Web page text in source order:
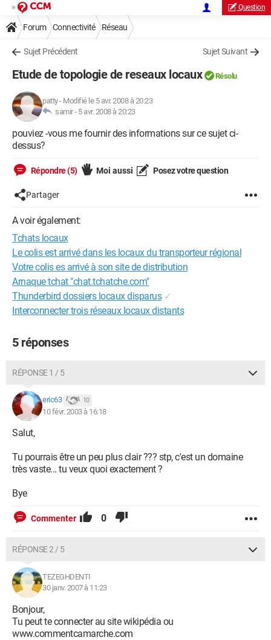
Question
Forum Connectivité Réseau
Sujet Précédent Sujet Suivant
Etude de topologie de reseaux locaux Résolu
patty- Modifié le 5 avr. 2008 à 20:23
samir - 5 avr. 2008 à 20:23
pouviez -vous me fournir des informations sur ce sujet ci-
dessus?
Répondre (5) Moi aussi Posez votre question
Partager
A voir également:
Tchats locaux
Le colis est arrivé dans les locaux du transporteur régional
Votre colis es arrivé à son site de distribution
Arnaque tchat "chat.tchatche.com"
Thunderbird dossiers locaux disparus ✓
Interconnecter trois réseaux locaux distants
5 réponses
RÉPONSE 1 / 5
eric63 10
10 févr. 2003 à 16:18
Salut,
Tu pourrais être un peu plus clair ??? stp, c'est un domaine
très vaste... tu veux quoi exactement ?
Bye
Commenter 0
RÉPONSE 2 / 5
TEZEGHDENTI
30 janv. 2007 à 11:23
Bonjour,
Tu peut te connecter au site wikipédia ou
www.commentcamarche.com